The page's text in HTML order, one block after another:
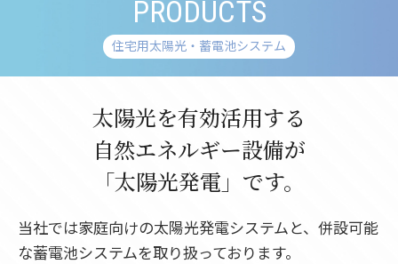
PRODUCTS
住宅用太陽光・蓄電池システム
太陽光を有効活用する
自然エネルギー設備が
「太陽光発電」です。
当社では家庭向けの太陽光発電システムと、併設可能
な蓄電池システムを取り扱っております。